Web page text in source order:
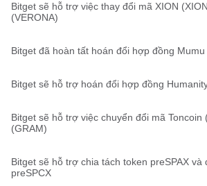
Bitget sẽ hỗ trợ việc thay đổi mã XION
(VERONA)
Bitget đã hoàn tất hoán đổi hợp đồng
Bitget sẽ hỗ trợ hoán đổi hợp đồng
Bitget sẽ hỗ trợ việc chuyển đổi mã Toncoin
(GRAM)
Bitget sẽ hỗ trợ chia tách token preSPAX và
preSPCX